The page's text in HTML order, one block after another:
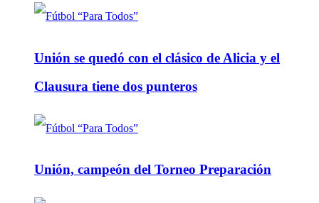
Unión se quedó con el clásico de Alicia y el
Clausura tiene dos punteros
Unión, campeón del Torneo Preparación